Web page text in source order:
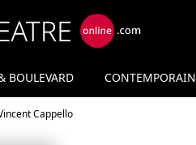
BOULEVARD CONTEMPORAIN
Cappello